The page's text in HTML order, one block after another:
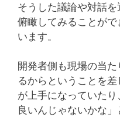
そうした議論や対話
俯瞰してみることが
います。
開発者側も現場の当
るからということを
が上手になっていた
良いんじゃないかな